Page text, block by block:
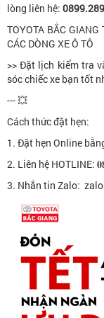
lòng liên hệ:
TOYOTA BẮC
CÁC DÒNG XE Ô TÔ
>> Đặt lịch kiểm tra
sóc chiếc xe bạn tốt
--- 💥
Cách thức đặt hẹn:
1. Đặt hẹn Online
2. Liên hệ HOTLINE:
3. Nhắn tin Zalo: